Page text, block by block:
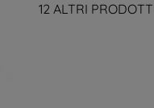
12 ALTRI